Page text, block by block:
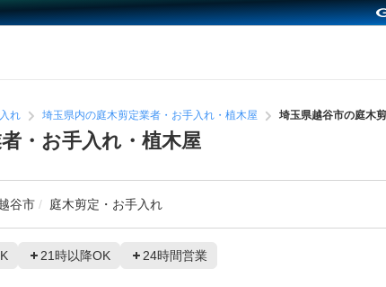
れ 埼玉県内の庭木剪定業者・お手入れ・植木屋 埼玉県越谷市の庭木
・お手入れ・植木屋
谷市 庭木剪定・お手入れ
21時以降OK 24時間営業